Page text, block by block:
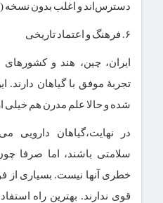
دسترس‌اند و اغلب بدون نسخه (OTC) فروخته می‌شوند.
۶. فرهنگ و اعتماد تاریخی
ایران، چین، هند و
تجربهٔ موفق با گیاهان
شده و حالا علم مدرن هم خیلی از
در نهایت،گیاهان دارویی
سلامتی باشند، اما صرفا
خطری آنها نیست. بسیاری از
قوی ندارند. بهترین راه